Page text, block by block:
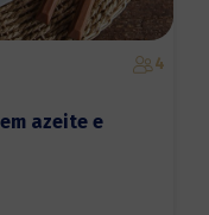
4
azeite e